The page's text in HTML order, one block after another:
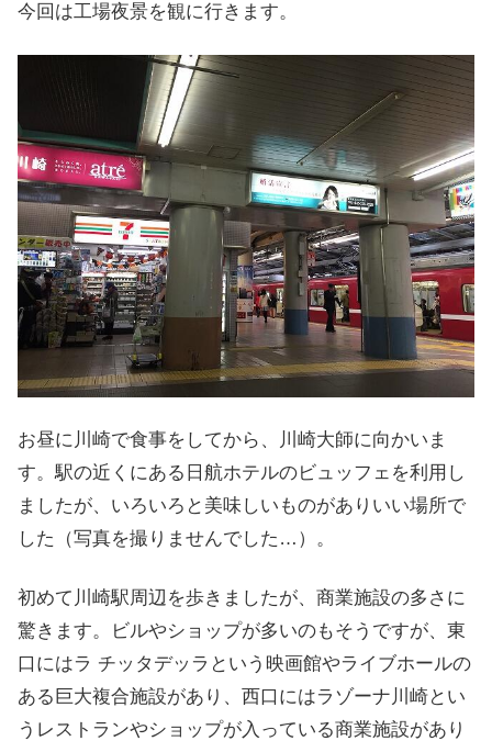
今回は工場夜景を観に行きます。
お昼に川崎で食事をしてから、川崎大師に向かいま
す。駅の近くにある日航ホテルのビュッフェを利用し
ましたが、いろいろと美味しいものがありいい場所で
した（写真を撮りませんでした…）。
初めて川崎駅周辺を歩きましたが、商業施設の多さに
驚きます。ビルやショップが多いのもそうですが、東
口にはラ チッタデッラという映画館やライブホールの
ある巨大複合施設があり、西口にはラゾーナ川崎とい
うレストランやショップが入っている商業施設があり